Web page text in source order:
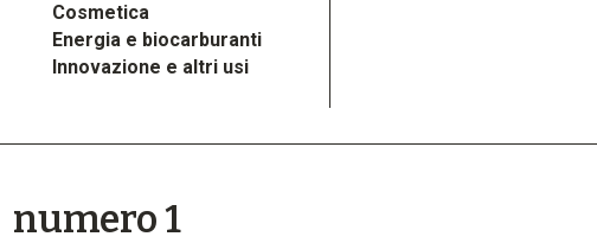
Cosmetica
Energia e biocarburanti
Innovazione e altri usi
numero 1